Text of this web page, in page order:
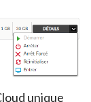
unique